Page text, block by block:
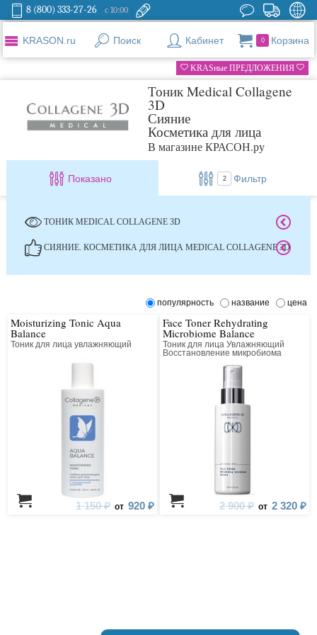
8 (800) 333-27-26 с 10:00
KRASON.ru Поиск Кабинет 0 Корзина
KRASные ПРЕДЛОЖЕНИЯ
Тоник Medical Collagene
3D
Сияние
Косметика для лица
В магазине КРАСОН.ру
Показано 2 Фильтр
ТОНИК MEDICAL COLLAGENE 3D
СИЯНИЕ. КОСМЕТИКА ДЛЯ ЛИЦА MEDICAL COLLAGENE 3D
популярность название цена
Moisturizing Tonic Aqua
Balance
Тоник для лица увлажняющий
1 150 ₽ от 920 ₽
Face Toner Rehydrating
Microbiome Balance
Тоник для лица Увлажняющий
Восстановление микробиома
2 900 ₽ от 2 320 ₽